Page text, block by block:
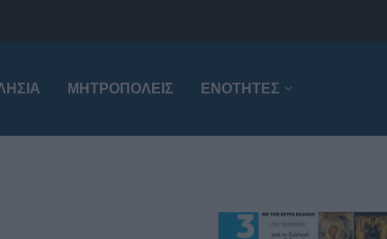
ΜΗΤΡΟΠΌΛΕΙΣ ΕΝΟΤΗΤΕΣ